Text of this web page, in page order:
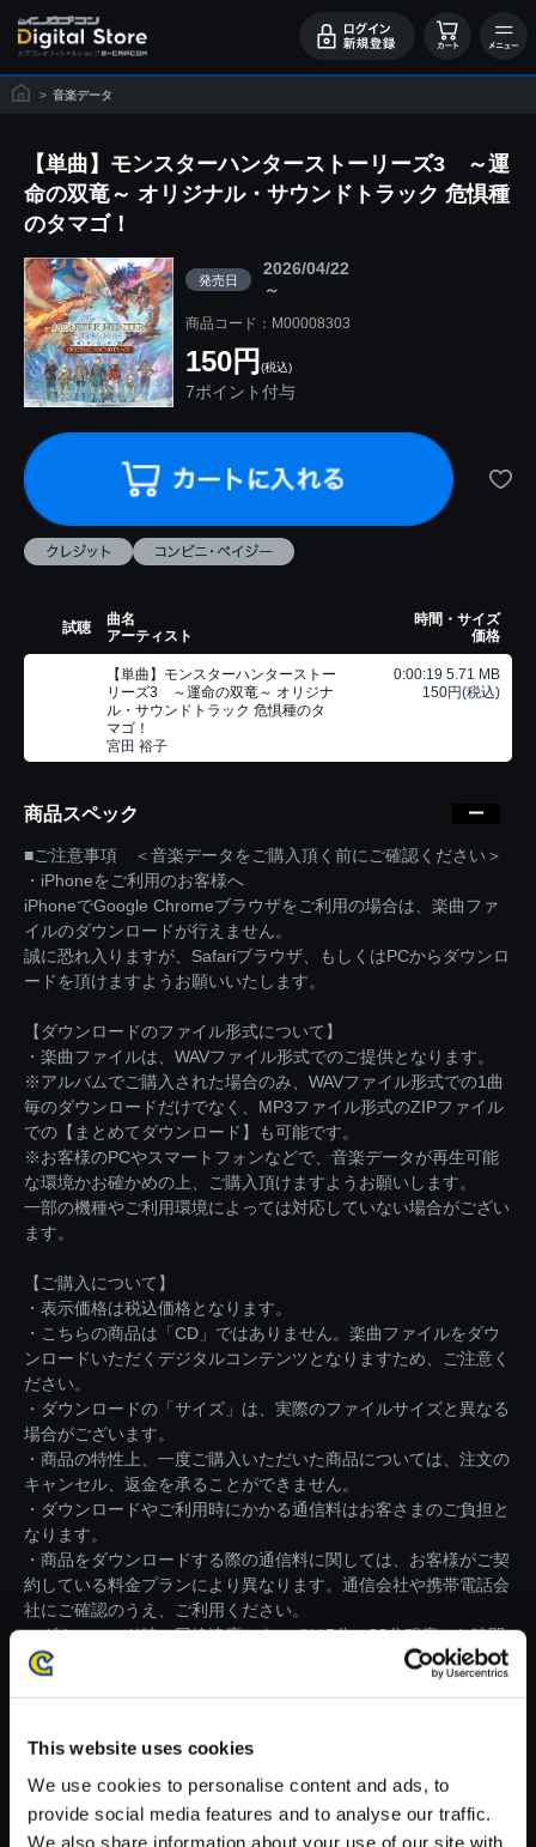
This website uses cookies
We use cookies to personalise content and ads, to
provide social media features and to analyse our traffic.
We also share information about your use of our site with
> 音楽データ
【単曲】モンスターハンターストーリーズ3 ～運
命の双竜～ オリジナル・サウンドトラック 危惧種
のタマゴ！
発売日
2026/04/22
～
商品コード：M00008303
150円 (税込)
7ポイント付与
試聴
曲名
アーティスト
時間・サイズ
価格
【単曲】モンスターハンターストー
リーズ3 ～運命の双竜～ オリジナ
ル・サウンドトラック 危惧種のタ
マゴ！
宮田 裕子
0:00:19 5.71 MB
150円(税込)
商品スペック
■ご注意事項 ＜音楽データをご購入頂く前にご確認ください＞
・iPhoneをご利用のお客様へ
iPhoneでGoogle Chromeブラウザをご利用の場合は、楽曲ファ
イルのダウンロードが行えません。
誠に恐れ入りますが、Safariブラウザ、もしくはPCからダウンロ
ードを頂けますようお願いいたします。
【ダウンロードのファイル形式について】
・楽曲ファイルは、WAVファイル形式でのご提供となります。
※アルバムでご購入された場合のみ、WAVファイル形式での1曲
毎のダウンロードだけでなく、MP3ファイル形式のZIPファイル
での【まとめてダウンロード】も可能です。
※お客様のPCやスマートフォンなどで、音楽データが再生可能
な環境かお確かめの上、ご購入頂けますようお願いします。
一部の機種やご利用環境によっては対応していない場合がござい
ます。
【ご購入について】
・表示価格は税込価格となります。
・こちらの商品は「CD」ではありません。楽曲ファイルをダウ
ンロードいただくデジタルコンテンツとなりますため、ご注意く
ださい。
・ダウンロードの「サイズ」は、実際のファイルサイズと異なる
場合がございます。
・商品の特性上、一度ご購入いただいた商品については、注文の
キャンセル、返金を承ることができません。
・ダウンロードやご利用時にかかる通信料はお客さまのご負担と
なります。
・商品をダウンロードする際の通信料に関しては、お客様がご契
約している料金プランにより異なります。通信会社や携帯電話会
社にご確認のうえ、ご利用ください。
・ダウンロード時、回線速度によっては5分～83分程度のお時間
がかかる場合がございます。
※ご購入いただいたファイルのダウンロードの際には、通信環境